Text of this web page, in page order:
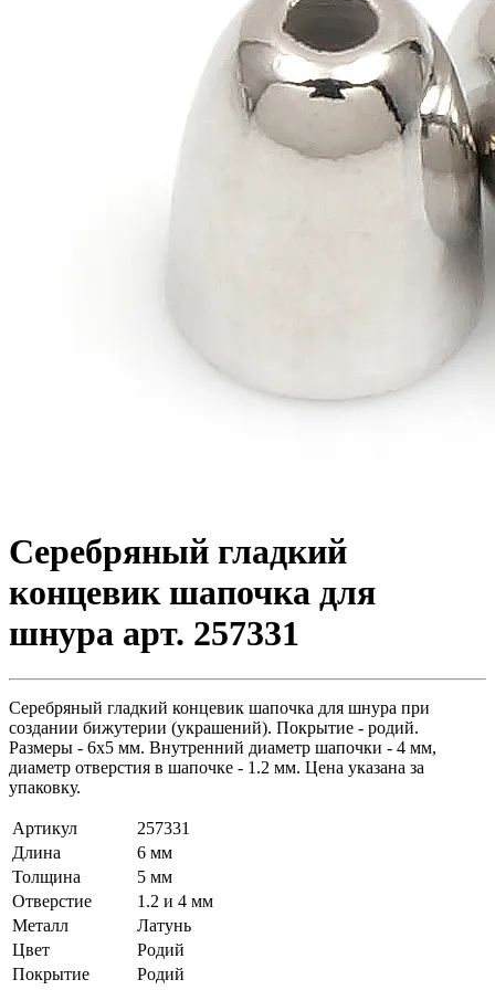
Серебряный гладкий
концевик шапочка для
шнура арт. 257331
Серебряный гладкий концевик шапочка для шнура при
создании бижутерии (украшений). Покрытие - родий.
Размеры - 6х5 мм. Внутренний диаметр шапочки - 4 мм,
диаметр отверстия в шапочке - 1.2 мм. Цена указана за
упаковку.
Артикул
257331
Длина
6 мм
Толщина
5 мм
Отверстие
1.2 и 4 мм
Металл
Латунь
Цвет
Родий
Покрытие
Родий